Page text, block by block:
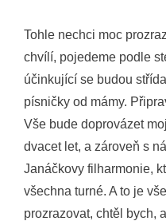
Tohle nechci moc
chvílí, pojedeme podle
účinkující se budou
písničky od mámy.
Vše bude doprovázet
dvacet let, a zároveň s
Janáčkovy filharmonie,
všechna turné. A to je
prozrazovat, chtěl bych,